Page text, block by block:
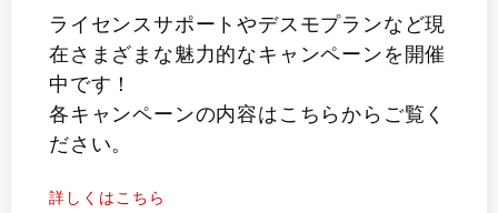
ライセンスサポートやデスモプランなど現
在さまざまな魅力的なキャンペーンを開催
中です！
各キャンペーンの内容はこちらからご覧く
ださい。
詳しくはこちら